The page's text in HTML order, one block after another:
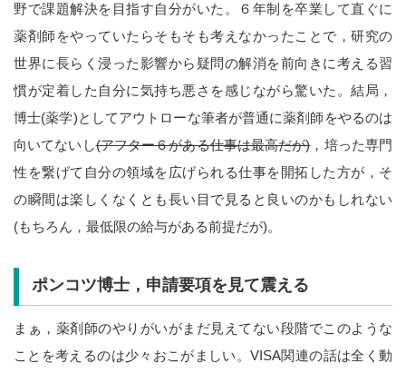
野で課題解決を目指す自分がいた。６年制を卒業して直ぐに
薬剤師をやっていたらそもそも考えなかったことで，研究の
世界に長らく浸った影響から疑問の解消を前向きに考える習
慣が定着した自分に気持ち悪さを感じながら驚いた。結局，
博士(薬学)としてアウトローな筆者が普通に薬剤師をやるのは
向いてないし(アフター６がある仕事は最高だが)，培った専門
性を繋げて自分の領域を広げられる仕事を開拓した方が，そ
の瞬間は楽しくなくとも長い目で見ると良いのかもしれない
(もちろん，最低限の給与がある前提だが)。
ポンコツ博士，申請要項を見て震える
まぁ，薬剤師のやりがいがまだ見えてない段階でこのような
ことを考えるのは少々おこがましい。VISA関連の話は全く動